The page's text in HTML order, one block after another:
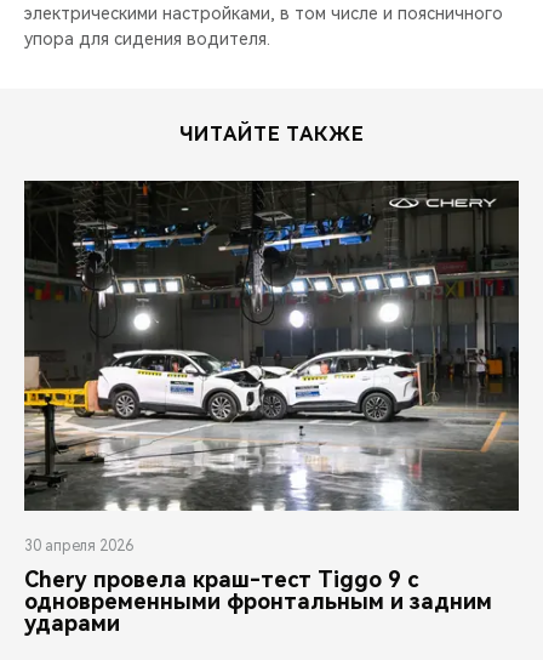
электрическими настройками, в том числе и поясничного
упора для сидения водителя.
ЧИТАЙТЕ ТАКЖЕ
30 апреля 2026
Chery провела краш-тест Tiggo 9 с
одновременными фронтальным и задним
ударами